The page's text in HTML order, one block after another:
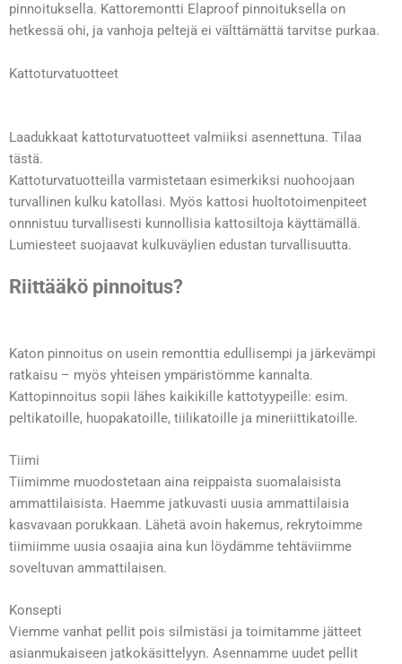
pinnoituksella. Kattoremontti Elaproof pinnoituksella on
hetkessä ohi, ja vanhoja peltejä ei välttämättä tarvitse purkaa.
Kattoturvatuotteet
Laadukkaat kattoturvatuotteet valmiiksi asennettuna. Tilaa
tästä.
Kattoturvatuotteilla varmistetaan esimerkiksi nuohoojaan
turvallinen kulku katollasi. Myös kattosi huoltotoimenpiteet
onnnistuu turvallisesti kunnollisia kattosiltoja käyttämällä.
Lumiesteet suojaavat kulkuväylien edustan turvallisuutta.
Riittääkö pinnoitus?
Katon pinnoitus on usein remonttia edullisempi ja järkevämpi
ratkaisu – myös yhteisen ympäristömme kannalta.
Kattopinnoitus sopii lähes kaikikille kattotyypeille: esim.
peltikatoille, huopakatoille, tiilikatoille ja mineriittikatoille.
Tiimi
Tiimimme muodostetaan aina reippaista suomalaisista
ammattilaisista. Haemme jatkuvasti uusia ammattilaisia
kasvavaan porukkaan. Lähetä avoin hakemus, rekrytoimme
tiimiimme uusia osaajia aina kun löydämme tehtäviimme
soveltuvan ammattilaisen.
Konsepti
Viemme vanhat pellit pois silmistäsi ja toimitamme jätteet
asianmukaiseen jatkokäsittelyyn. Asennamme uudet pellit